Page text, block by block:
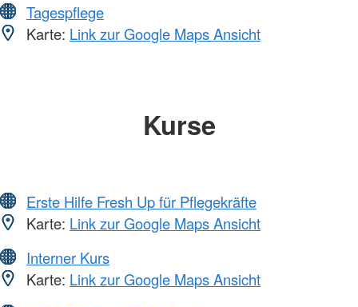
Tagespflege
Karte: Link zur Google Maps Ansicht
Kurse
Erste Hilfe Fresh Up für Pflegekräfte
Karte: Link zur Google Maps Ansicht
Interner Kurs
Karte: Link zur Google Maps Ansicht